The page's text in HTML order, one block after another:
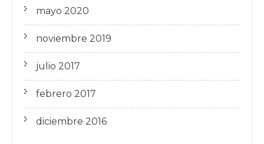
mayo 2020
noviembre 2019
julio 2017
febrero 2017
diciembre 2016